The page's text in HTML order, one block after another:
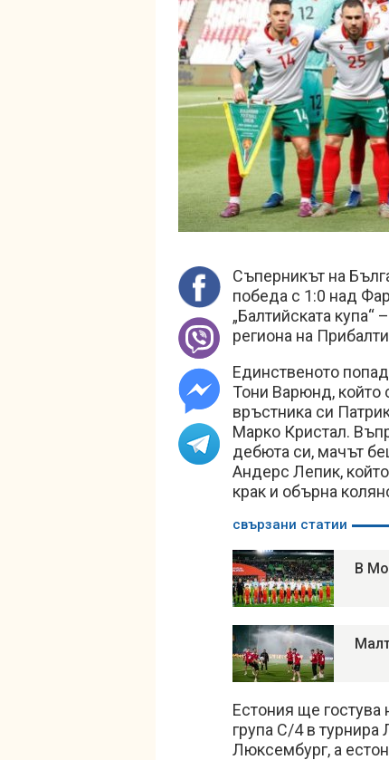
Съперникът на
победа с 1:0 над
„Балтийската купа“
региона на
Единственото
Тони Варюнд, който
връстника си
Марко Кристал.
дебюта си, мачът
Андерс Лепик,
крак и обърна
свързани статии
В
Естония ще
група С/4 в турнира
Люксембург, а